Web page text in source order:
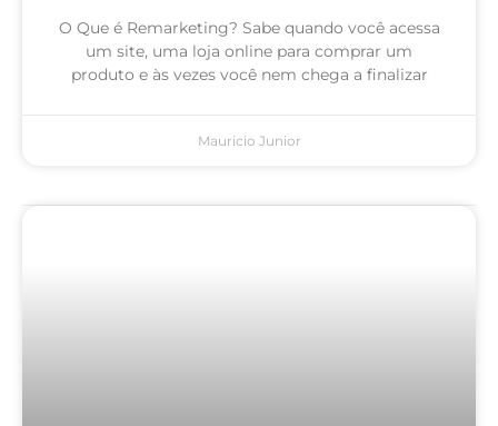
O Que é Remarketing? Sabe quando você acessa
um site, uma loja online para comprar um
produto e às vezes você nem chega a finalizar
Mauricio Junior